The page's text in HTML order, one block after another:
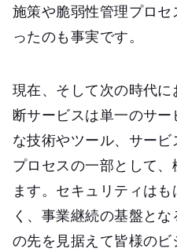
施策や脆弱性管理プロ
ったのも事実です。
現在、そして次の時代
断サービスは単一のサ
な技術やツール、サー
プロセスの一部として
ます。セキュリティは
く、事業継続の基盤と
の先を見据えて皆様のビ